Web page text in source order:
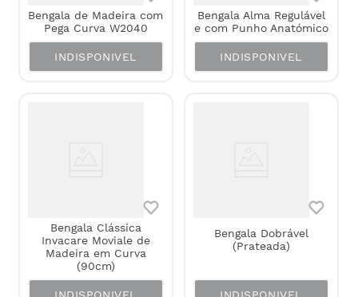
Bengala de Madeira com
Pega Curva W2040
INDISPONIVEL
Bengala Alma Regulável
e com Punho Anatómico
INDISPONIVEL
Bengala Clássica
Invacare Moviale de
Madeira em Curva
(90cm)
Bengala Dobrável
(Prateada)
INDISPONIVEL